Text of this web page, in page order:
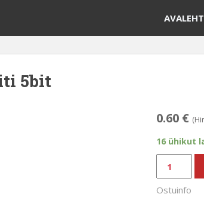
AVALEHT
5bit
0.60 €
16 ühikut
lüliti
5bit
Ostuinfo